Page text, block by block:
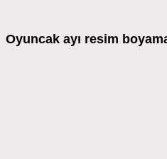
Oyuncak ayı resim